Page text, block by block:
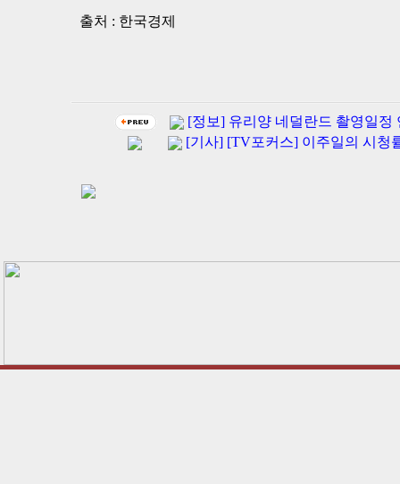
출처 : 한국경제
[정보] 유리양 네덜란드 촬영일정
[기사] [TV포커스] 이주일의 시청